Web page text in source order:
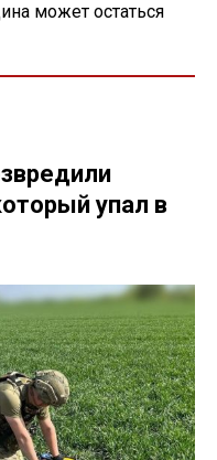
может остаться
упал в